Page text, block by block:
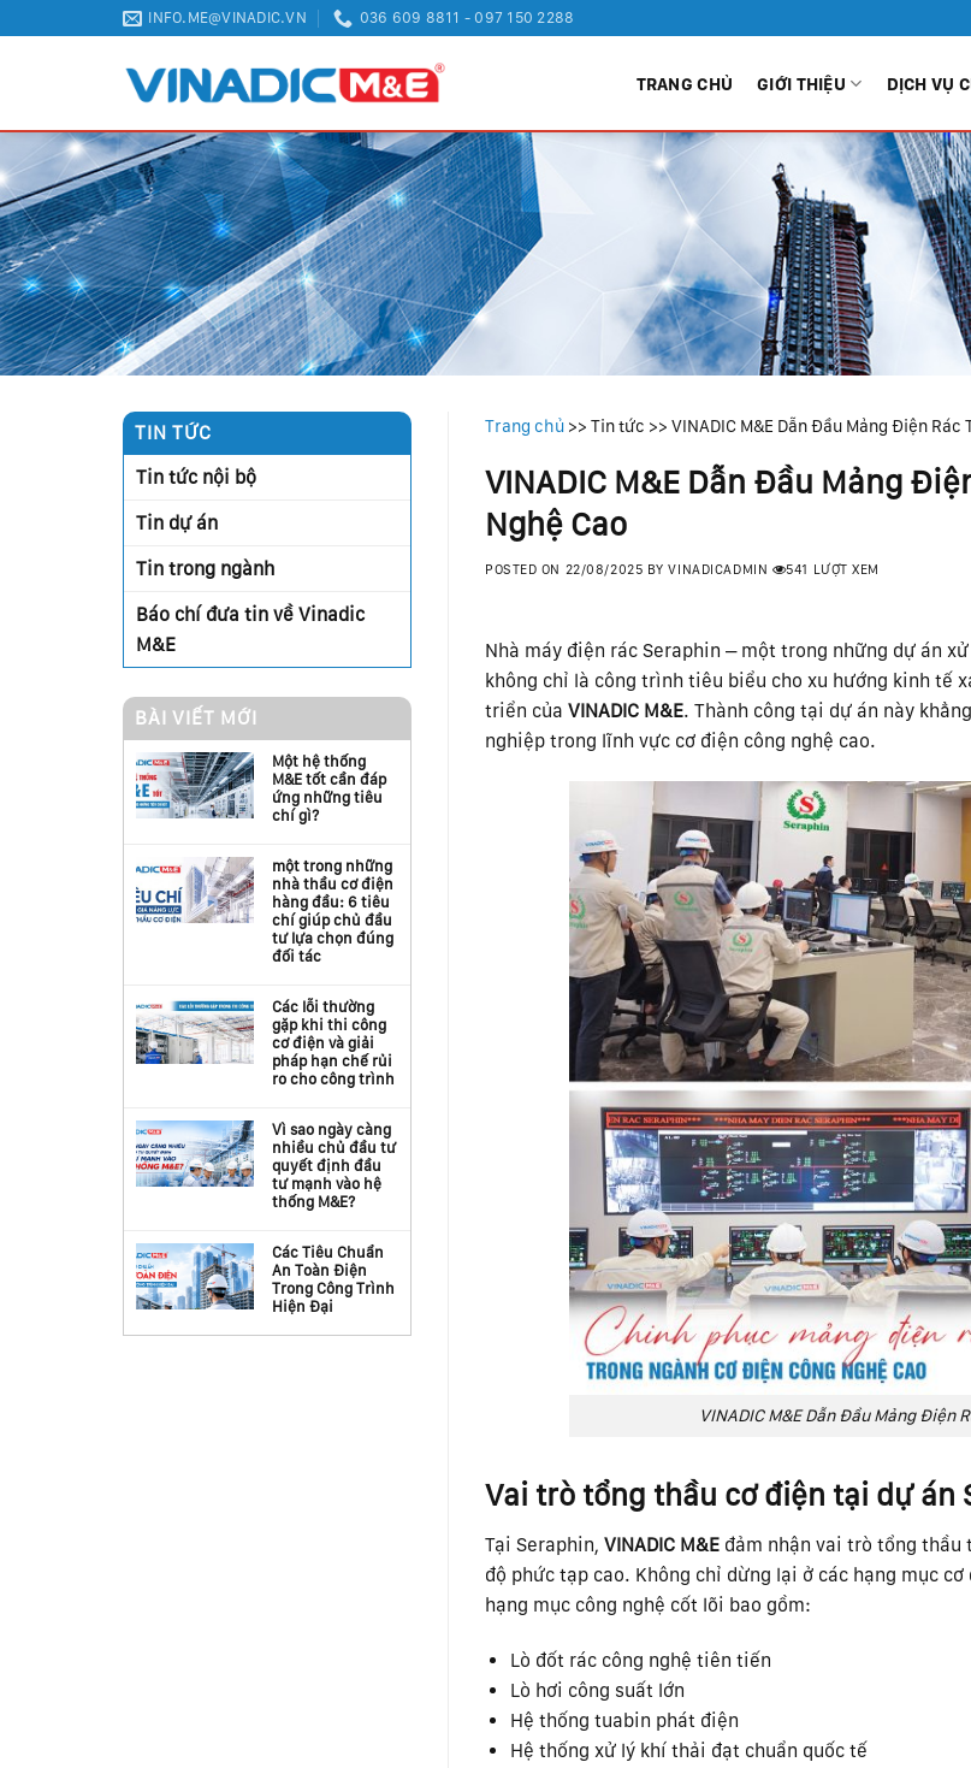
INFO.ME@VINADIC.VN 036 609 8811 - 097 150 2288
TRANG CHỦ GIỚI THIỆU DỊCH VỤ
TIN TỨC
Tin tức nội bộ
Tin dự án
Tin trong ngành
Báo chí đưa tin về Vinadic
M&E
BÀI VIẾT MỚI
Một hệ thống
M&E tốt cần đáp
ứng những tiêu
chí gì?
một trong những
nhà thầu cơ điện
hàng đầu: 6 tiêu
chí giúp chủ đầu
tư lựa chọn đúng
đối tác
Các lỗi thường
gặp khi thi công
cơ điện và giải
pháp hạn chế rủi
ro cho công trình
Vì sao ngày càng
nhiều chủ đầu tư
quyết định đầu
tư mạnh vào hệ
thống M&E?
Các Tiêu Chuẩn
An Toàn Điện
Trong Công Trình
Hiện Đại
Trang chủ >> Tin tức >> VINADIC M&E Dẫn Đầu Mảng Điện
VINADIC M&E Dẫn Đầu Mảng
Nghệ Cao
POSTED ON 22/08/2025 BYVINADICADMIN 541 LƯỢT XEM
Nhà máy điện rác Seraphin – một trong những dự án
không chỉ là công trình tiêu biểu cho xu hướng kinh tế
triển của VINADIC M&E. Thành công tại dự án này
nghiệp trong lĩnh vực cơ điện công nghệ cao.
VINADIC M&E Dẫn Đầu Mảng Điện
Vai trò tổng thầu cơ điện tại dự án
Tại Seraphin, VINADIC M&E đảm nhận vai trò tổng thầu
độ phức tạp cao. Không chỉ dừng lại ở các hạng mục
hạng mục công nghệ cốt lõi bao gồm:
Lò đốt rác công nghệ tiên tiến
Lò hơi công suất lớn
Hệ thống tuabin phát điện
Hệ thống xử lý khí thải đạt chuẩn quốc tế